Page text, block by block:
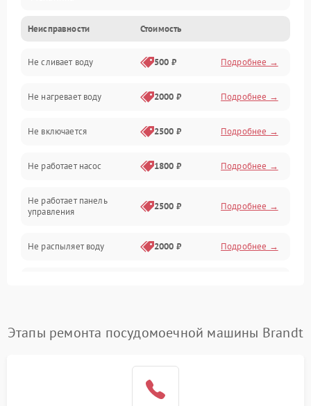
Управление
Электропитание
Датчики
Нагрев
Вода
Гигиена
Программное обеспечение
Неисправности Стоимость
Не сливает воду 500 ₽ Подробнее →
Не нагревает воду 2000 ₽ Подробнее →
Не включается 2500 ₽ Подробнее →
Не работает насос 1800 ₽ Подробнее →
Не работает панель
управления
2500 ₽ Подробнее →
Не распыляет воду 2000 ₽ Подробнее →
воды
1800 ₽ Подробнее →
Этапы ремонта посудомоечной машины Brandt